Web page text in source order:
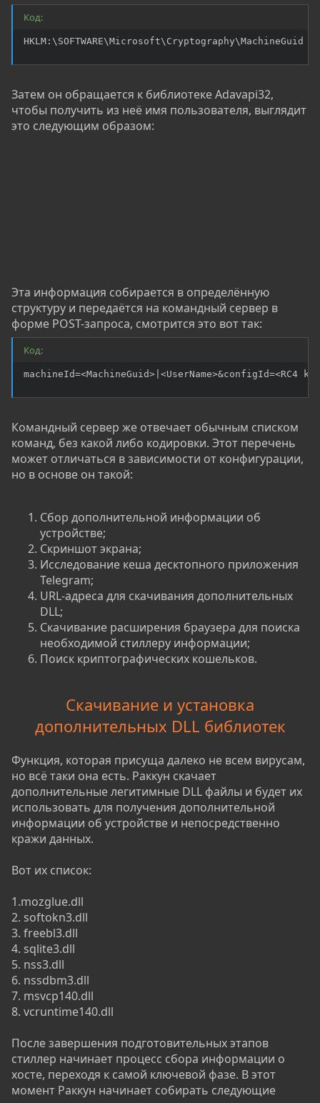
Код:
HKLM:\SOFTWARE\Microsoft\Cryptography\MachineGuid
Затем он обращается к библиотеке Adavapi32,
чтобы получить из неё имя пользователя, выглядит
это следующим образом:
Эта информация собирается в определённую
структуру и передаётся на командный сервер в
форме POST-запроса, смотрится это вот так:
Код:
machineId=<MachineGuid>|<UserName>&configId=<RC4
Командный сервер же отвечает обычным списком
команд, без какой либо кодировки. Этот перечень
может отличаться в зависимости от конфигурации,
но в основе он такой:
Сбор дополнительной информации об
устройстве;
Скриншот экрана;
Исследование кеша десктопного приложения
Telegram;
URL-адреса для скачивания дополнительных
DLL;
Скачивание расширения браузера для поиска
необходимой стиллеру информации;
Поиск криптографических кошельков.
Скачивание и установка
дополнительных DLL библиотек
Функция, которая присуща далеко не всем вирусам,
но всё таки она есть. Раккун скачает
дополнительные легитимные DLL файлы и будет их
использовать для получения дополнительной
информации об устройстве и непосредственно
кражи данных.
Вот их список:
1.mozglue.dll
2. softokn3.dll
3. freebl3.dll
4. sqlite3.dll
5. nss3.dll
6. nssdbm3.dll
7. msvcp140.dll
8. vcruntime140.dll
После завершения подготовительных этапов
стиллер начинает процесс сбора информации о
хосте, переходя к самой ключевой фазе. В этот
момент Раккун начинает собирать следующие